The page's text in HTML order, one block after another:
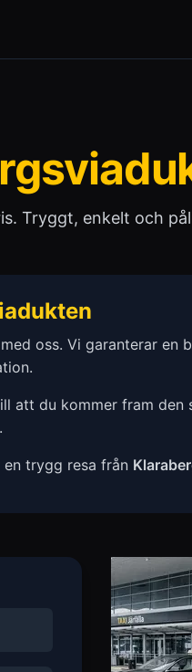
Tryggt, enkelt och
oss. Vi garanterar en
att du kommer fram den
trygg resa från